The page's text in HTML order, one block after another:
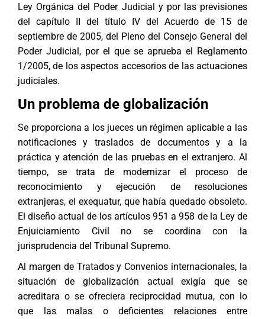
Ley Orgánica del Poder Judicial y por las previsiones
del capítulo II del título IV del Acuerdo de 15 de
septiembre de 2005, del Pleno del Consejo General del
Poder Judicial, por el que se aprueba el Reglamento
1/2005, de los aspectos accesorios de las actuaciones
judiciales.
Un problema de globalización
Se proporciona a los jueces un régimen aplicable a las
notificaciones y traslados de documentos y a la
práctica y atención de las pruebas en el extranjero. Al
tiempo, se trata de modernizar el proceso de
reconocimiento y ejecución de resoluciones
extranjeras, el exequatur, que había quedado obsoleto.
El diseño actual de los artículos 951 a 958 de la Ley de
Enjuiciamiento Civil no se coordina con la
jurisprudencia del Tribunal Supremo.
Al margen de Tratados y Convenios internacionales, la
situación de globalización actual exigía que se
acreditara o se ofreciera reciprocidad mutua, con lo
que las malas o deficientes relaciones entre